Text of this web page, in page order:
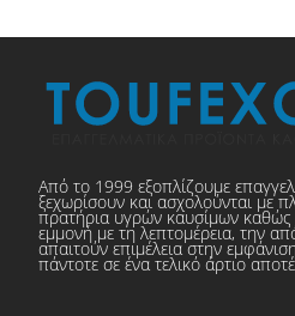
Από το 1999 εξοπλίζουμε
ξεχωρίσουν και ασχολούνται με
πρατήρια υγρών καυσίμων
εμμονή με τη λεπτομέρεια, την
απαιτούν επιμέλεια στην
πάντοτε σε ένα τελικό άρτιο